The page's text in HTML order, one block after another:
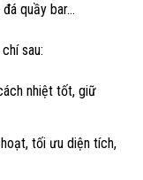
quầy bar…
sau:
nhiệt tốt, giữ
tối ưu diện tích,